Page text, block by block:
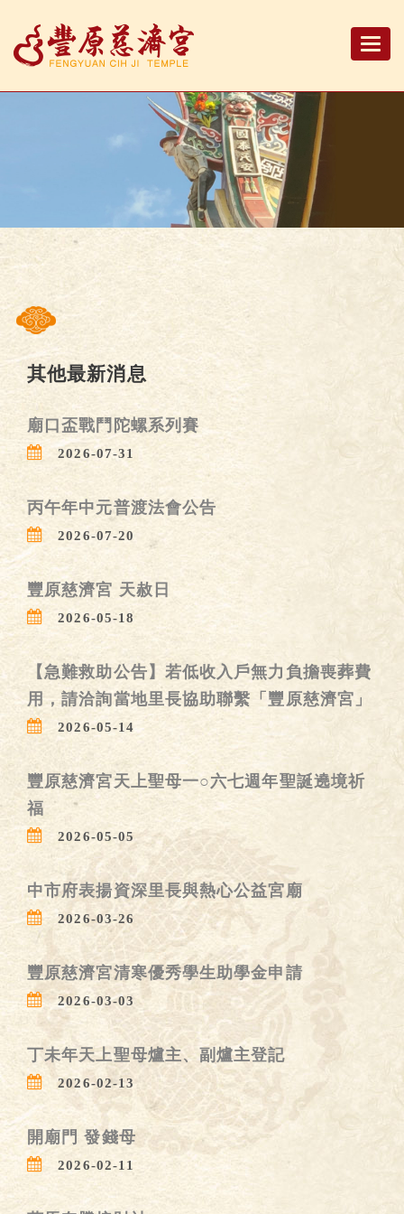
其他最新消息
廟口盃戰鬥陀螺系列賽
2026-07-31
丙午年中元普渡法會公告
2026-07-20
豐原慈濟宮 天赦日
2026-05-18
【急難救助公告】若低收入戶無力負擔喪葬費
用，請洽詢當地里長協助聯繫「豐原慈濟宮」
2026-05-14
豐原慈濟宮天上聖母一○六七週年聖誕遶境祈
福
2026-05-05
中市府表揚資深里長與熱心公益宮廟
2026-03-26
豐原慈濟宮清寒優秀學生助學金申請
2026-03-03
丁未年天上聖母爐主、副爐主登記
2026-02-13
開廟門 發錢母
2026-02-11